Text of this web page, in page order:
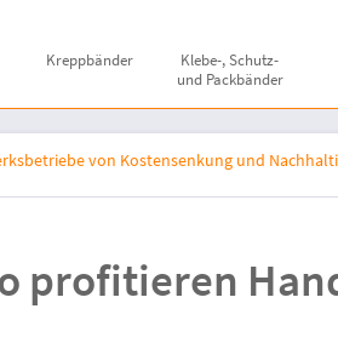
Kreppbänder
Klebe-, Schutz-
und Packbänder
von Kostensenkung und
profitieren